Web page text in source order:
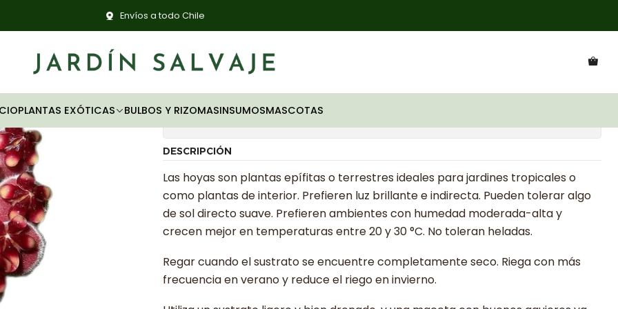
PLANTAS EXÓTICAS BULBOS Y RIZOMASINSUMOSMASCOTAS
Envíos a todo Chile
Plantas exóticas Hoyas Hoya wayetii variegata
|
Hoya wayetii variegata
DESCRIPCIÓN
Las hoyas son plantas epífitas o terrestres ideales para jardines tropicales o
como plantas de interior. Prefieren luz brillante e indirecta. Pueden tolerar algo
de sol directo suave. Prefieren ambientes con humedad moderada-alta y
crecen mejor en temperaturas entre 20 y 30 °C. No toleran heladas.
Regar cuando el sustrato se encuentre completamente seco. Riega con más
frecuencia en verano y reduce el riego en invierno.